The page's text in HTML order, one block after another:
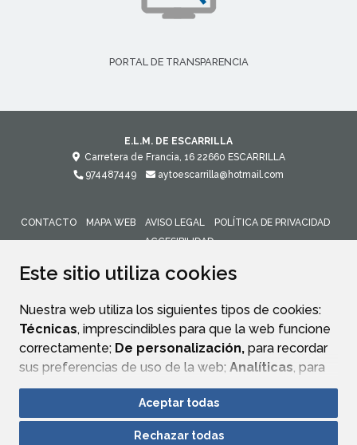
Este sitio utiliza cookies
Nuestra web utiliza los siguientes tipos de cookies:
Técnicas, imprescindibles para que la web funcione
correctamente; De personalización, para recordar
sus preferencias de uso de la web; Analíticas, para
mejorar el funcionamiento de la web y sus servicios.
Si acepta pulsando el botón“Aceptar todas”
consideramos que acepta su uso. Si pulsa el botón
Aceptar todas
Rechazar todas
PORTAL DE TRANSPARENCIA
E.L.M. DE ESCARRILLA
Carretera de Francia, 16 22660 ESCARRILLA
974487449
aytoescarrilla@hotmail.com
CONTACTO MAPA WEB AVISO LEGAL
POLÍTICA DE PRIVACIDAD
ACCESIBILIDAD